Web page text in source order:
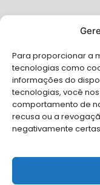
Para proporcionar a
tecnologias como
informações do
tecnologias, você
comportamento de
recusa ou a
negativamente